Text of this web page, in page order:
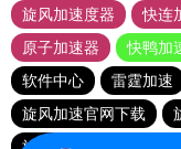
旋风加速度器
快连
原子加速器
快鸭加
软件中心
雷霆加速
旋风加速官网下载